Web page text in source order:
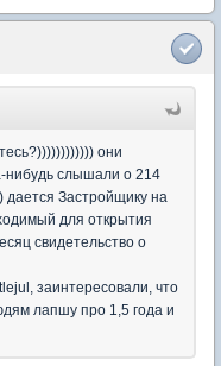
они
нибудь слышали о 214
дается Застройщику на
для открытия
свидетельство о
заинтересовали, что
лапшу про 1,5 года и